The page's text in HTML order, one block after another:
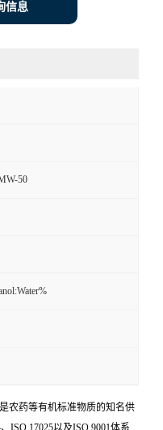
信息
50
农药等有机标准物质的知名供
ISO 17025以及ISO 9001体系